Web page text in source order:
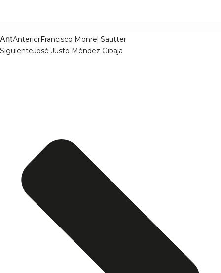
AntAnteriorFrancisco Monrel Sautter
SiguienteJosé Justo Méndez Gibaja